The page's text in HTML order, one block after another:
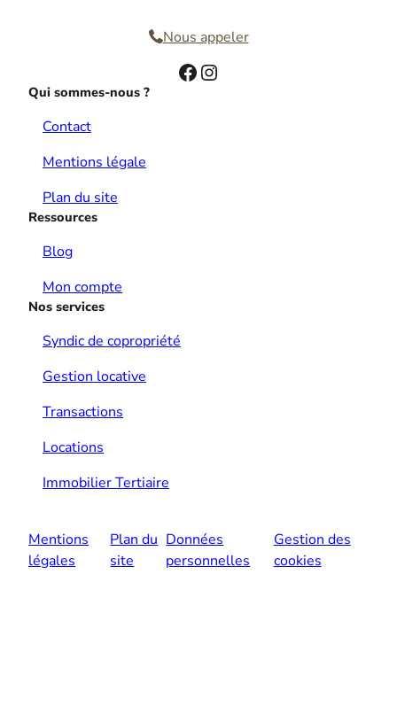
Nous appeler
Facebook Instagram
Qui sommes-nous ?
Contact
Mentions légale
Plan du site
Ressources
Blog
Mon compte
Nos services
Syndic de copropriété
Gestion locative
Transactions
Locations
Immobilier Tertiaire
Mentions
légales
Plan du
site
Données
personnelles
Gestion des
cookies